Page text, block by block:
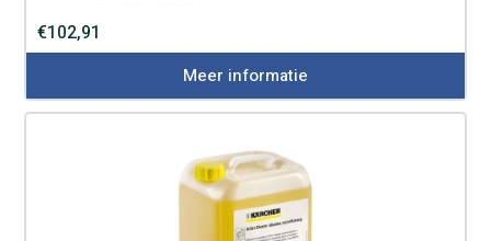
€102,91
Meer informatie